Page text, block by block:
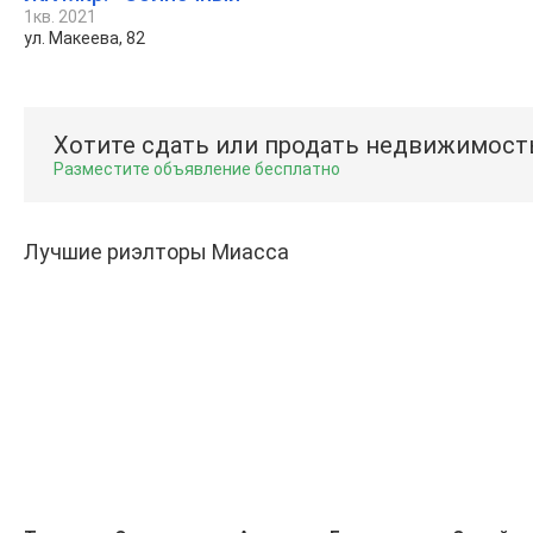
1кв. 2021
ул. Макеева, 82
Хотите сдать или продать
Разместите объявление бесплатно
Лучшие риэлторы Миасса